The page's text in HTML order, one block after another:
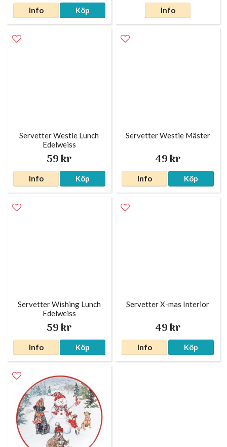
Info Köp Info
Servetter Westie Lunch
Edelweiss
59 kr
Info Köp
Servetter Westie Mäster
49 kr
Info Köp
Servetter Wishing Lunch
Edelweiss
59 kr
Info Köp
Servetter X-mas Interior
49 kr
Info Köp